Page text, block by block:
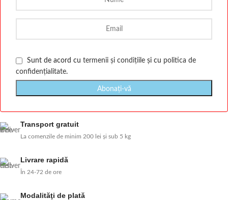
Sunt de acord cu termenii și condițiile și cu politica de
confidențialitate.
Transport gratuit
La comenzile de minim 200 lei și sub 5 kg
Livrare rapidă
În 24-72 de ore
Modalităţi de plată